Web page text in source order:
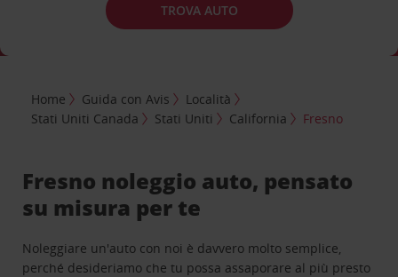
TROVA AUTO
Home Guida con Avis
Località
Stati Uniti Canada
Stati Uniti California Fresno
Fresno noleggio auto, pensato
su misura per te
Noleggiare un'auto con noi è davvero molto semplice,
perché desideriamo che tu possa assaporare al più presto